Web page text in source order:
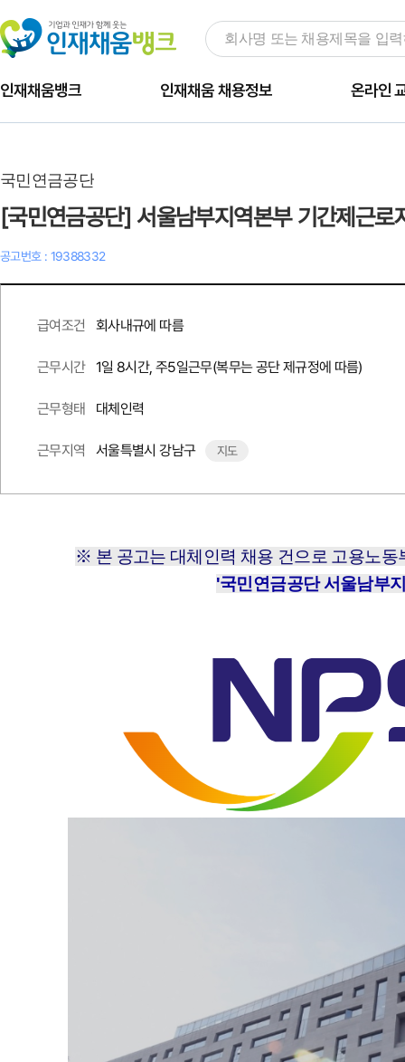
인재채움뱅크 인재채움 채용정보 온라인
국민연금공단
[국민연금공단] 서울남부지역본부 기간제근
공고번호 : 19388332
급여조건 회사내규에 따름
근무시간 1일 8시간, 주5일근무(복무는 공단 제규정에 따름)
근무형태 대체인력
근무지역 서울특별시 강남구 지도
※ 본 공고는 대체인력 채용 건으로 고용노
'국민연금공단 서울남부